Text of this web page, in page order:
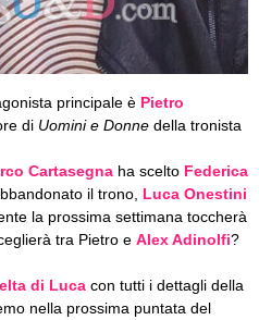
principale è Pietro
di Uomini e Donne della tronista
Cartasegna ha scelto Federica
il trono, Luca Onestini
la prossima settimana toccherà
tra Pietro e Alex Adinolfi?
di Luca con tutti i dettagli della
nella prossima puntata del